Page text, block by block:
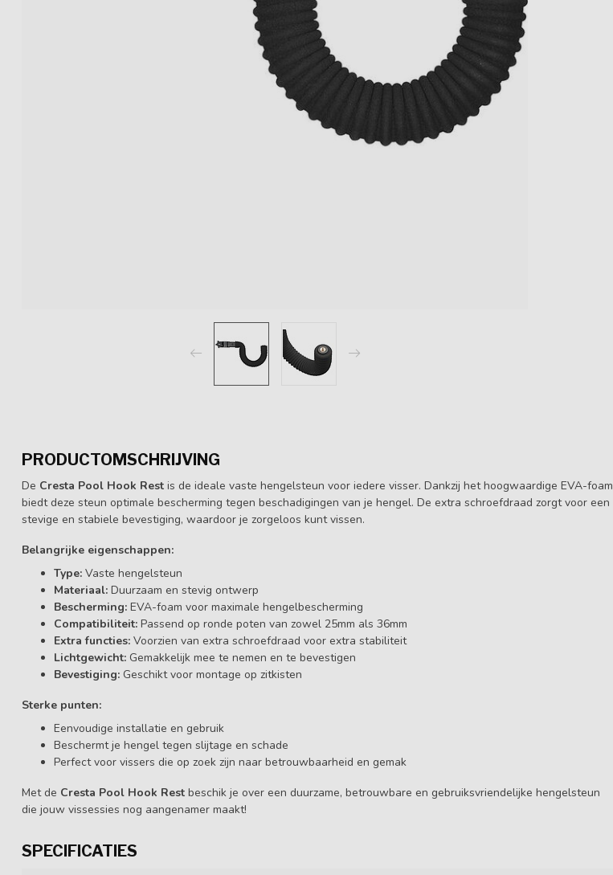
PRODUCTOMSCHRIJVING
De Cresta Pool Hook Rest is de ideale vaste hengelsteun voor iedere visser. Dankzij het hoogwaardige EVA-foam
biedt deze steun optimale bescherming tegen beschadigingen van je hengel. De extra schroefdraad zorgt voor een
stevige en stabiele bevestiging, waardoor je zorgeloos kunt vissen.
Belangrijke eigenschappen:
Type: Vaste hengelsteun
Materiaal: Duurzaam en stevig ontwerp
Bescherming: EVA-foam voor maximale hengelbescherming
Compatibiliteit: Passend op ronde poten van zowel 25mm als 36mm
Extra functies: Voorzien van extra schroefdraad voor extra stabiliteit
Lichtgewicht: Gemakkelijk mee te nemen en te bevestigen
Bevestiging: Geschikt voor montage op zitkisten
Sterke punten:
Eenvoudige installatie en gebruik
Beschermt je hengel tegen slijtage en schade
Perfect voor vissers die op zoek zijn naar betrouwbaarheid en gemak
Met de Cresta Pool Hook Rest beschik je over een duurzame, betrouwbare en gebruiksvriendelijke hengelsteun
die jouw vissessies nog aangenamer maakt!
SPECIFICATIES